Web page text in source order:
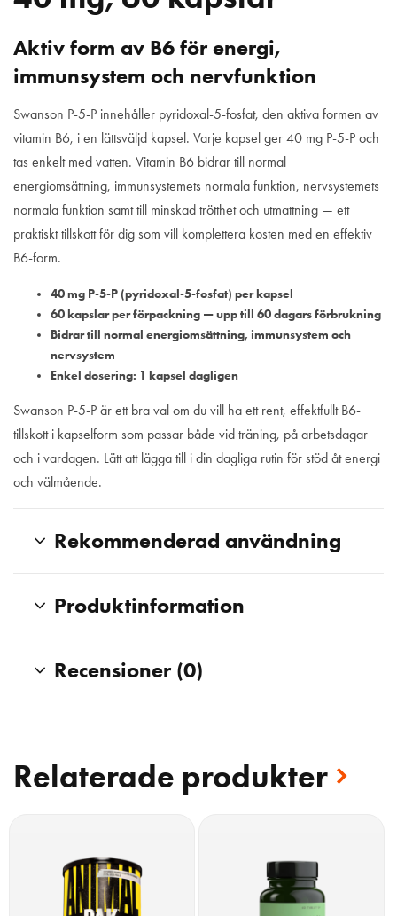
Aktiv form av B6 för energi,
immunsystem och nervfunktion
Swanson P-5-P innehåller pyridoxal-5-fosfat, den aktiva formen av
vitamin B6, i en lättsväljd kapsel. Varje kapsel ger 40 mg P-5-P och
tas enkelt med vatten. Vitamin B6 bidrar till normal
energiomsättning, immunsystemets normala funktion, nervsystemets
normala funktion samt till minskad trötthet och utmattning — ett
praktiskt tillskott för dig som vill komplettera kosten med en effektiv
B6-form.
40 mg P-5-P (pyridoxal-5-fosfat) per kapsel
60 kapslar per förpackning — upp till 60 dagars förbrukning
Bidrar till normal energiomsättning, immunsystem och
nervsystem
Enkel dosering: 1 kapsel dagligen
Swanson P-5-P är ett bra val om du vill ha ett rent, effektfullt B6-
tillskott i kapselform som passar både vid träning, på arbetsdagar
och i vardagen. Lätt att lägga till i din dagliga rutin för stöd åt energi
och välmående.
Rekommenderad användning
Produktinformation
Recensioner (0)
Relaterade produkter